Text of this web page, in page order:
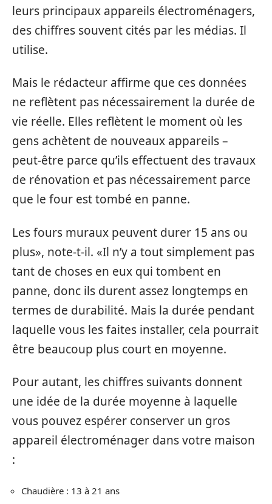
leurs principaux appareils électroménagers,
des chiffres souvent cités par les médias. Il
utilise.
Mais le rédacteur affirme que ces données
ne reflètent pas nécessairement la durée de
vie réelle. Elles reflètent le moment où les
gens achètent de nouveaux appareils –
peut-être parce qu’ils effectuent des travaux
de rénovation et pas nécessairement parce
que le four est tombé en panne.
Les fours muraux peuvent durer 15 ans ou
plus», note-t-il. «Il n’y a tout simplement pas
tant de choses en eux qui tombent en
panne, donc ils durent assez longtemps en
termes de durabilité. Mais la durée pendant
laquelle vous les faites installer, cela pourrait
être beaucoup plus court en moyenne.
Pour autant, les chiffres suivants donnent
une idée de la durée moyenne à laquelle
vous pouvez espérer conserver un gros
appareil électroménager dans votre maison
:
Chaudière : 13 à 21 ans